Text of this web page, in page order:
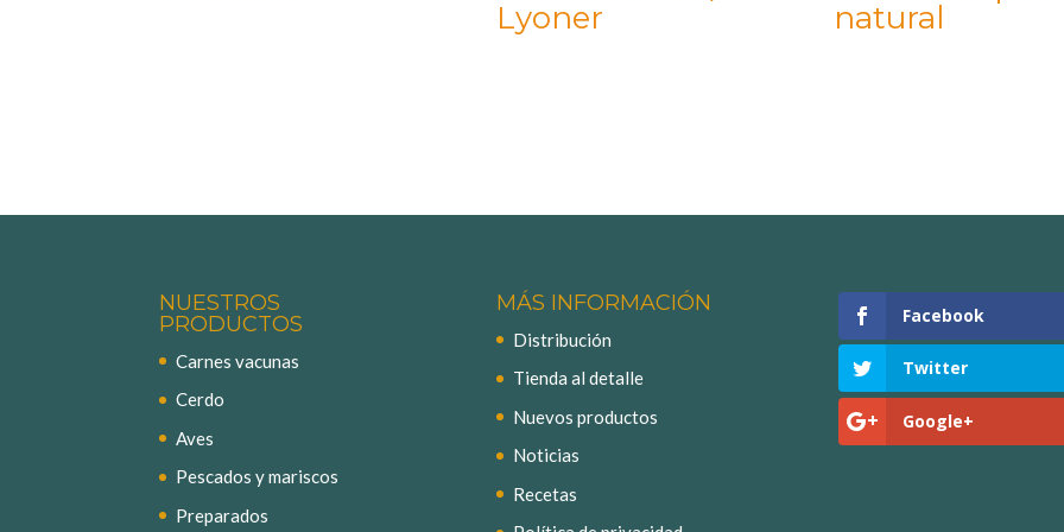
Lyoner
natural
NUESTROS
PRODUCTOS
Carnes vacunas
Cerdo
Aves
Pescados y mariscos
Preparados
MÁS INFORMACIÓN
Distribución
Tienda al detalle
Nuevos productos
Noticias
Recetas
Facebook
Twitter
Google+